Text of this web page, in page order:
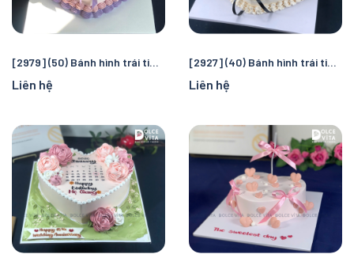
[2979] (50) Bánh hình trái tim phong cách vintage - retro tone tím
Liên hệ
[2927] (40) Bánh hình trái tim trang trí nơ nữ tính, dịu dàng
Liên hệ